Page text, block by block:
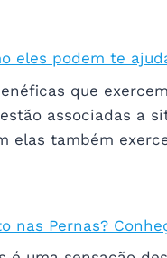
eles podem te
que
associadas a
elas também
nas Pernas?